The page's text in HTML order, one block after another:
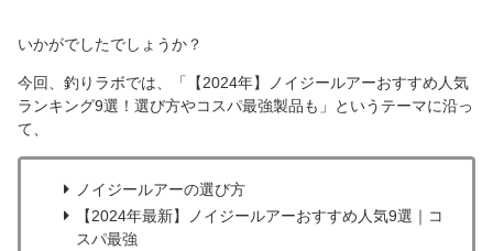
いかがでしたでしょうか？
今回、釣りラボでは、「【2024年】ノイジールアーおすすめ人気
ランキング9選！選び方やコスパ最強製品も」というテーマに沿っ
て、
ノイジールアーの選び方
【2024年最新】ノイジールアーおすすめ人気9選｜コ
スパ最強